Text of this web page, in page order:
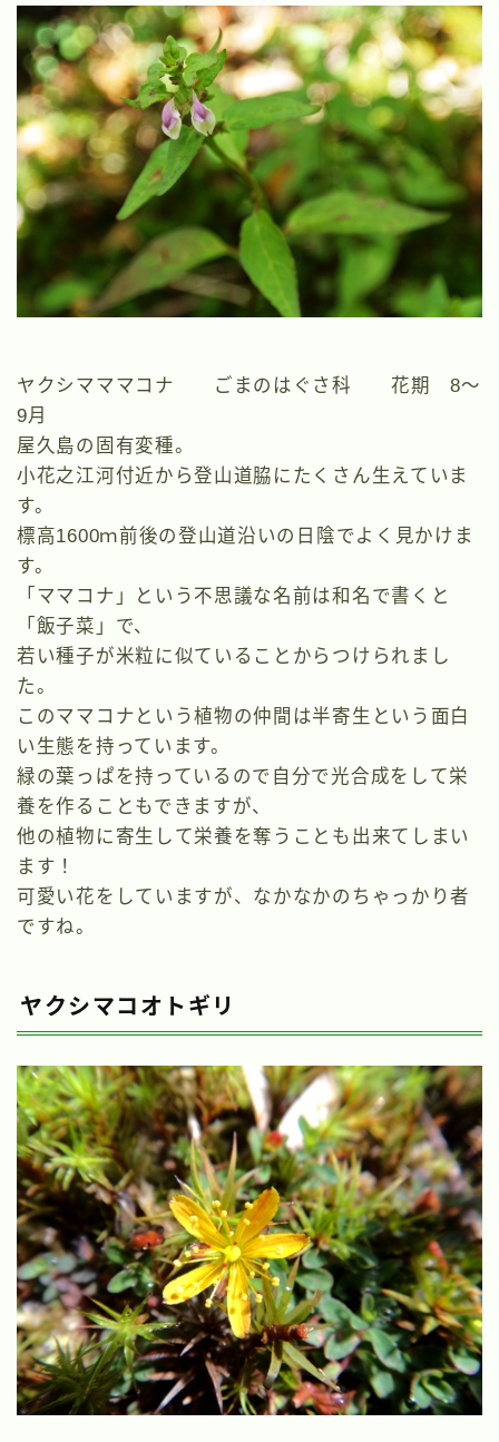
ヤクシマママコナ ごまのはぐさ科 花期 8～
9月
屋久島の固有変種。
小花之江河付近から登山道脇にたくさん生えていま
す。
標高1600ｍ前後の登山道沿いの日陰でよく見かけま
す。
「ママコナ」という不思議な名前は和名で書くと
「飯子菜」で、
若い種子が米粒に似ていることからつけられまし
た。
このママコナという植物の仲間は半寄生という面白
い生態を持っています。
緑の葉っぱを持っているので自分で光合成をして栄
養を作ることもできますが、
他の植物に寄生して栄養を奪うことも出来てしまい
ます！
可愛い花をしていますが、なかなかのちゃっかり者
ですね。
ヤクシマコオトギリ